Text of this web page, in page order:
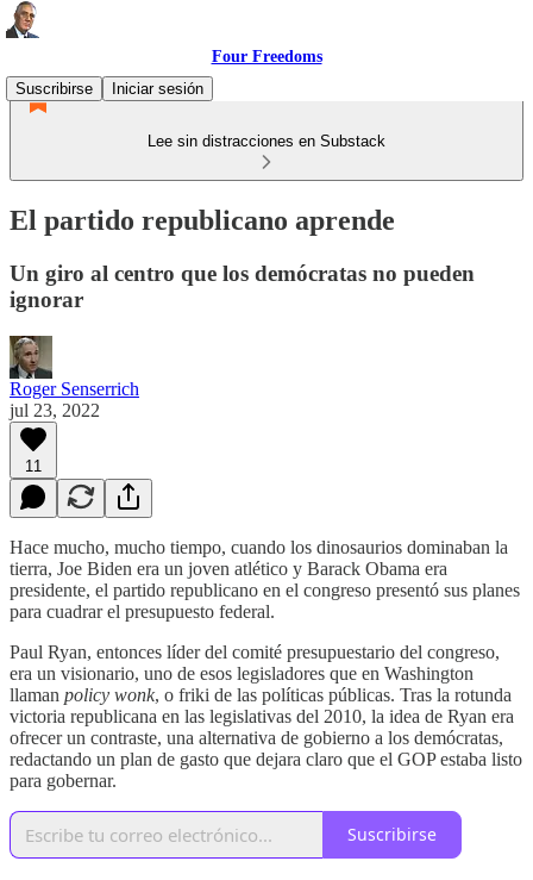
Four Freedoms
Suscribirse
Iniciar sesión
Lee sin distracciones en Substack
El partido republicano aprende
Un giro al centro que los demócratas no pueden
ignorar
Roger Senserrich
jul 23, 2022
11
Hace mucho, mucho tiempo, cuando los dinosaurios dominaban la
tierra, Joe Biden era un joven atlético y Barack Obama era
presidente, el partido republicano en el congreso presentó sus planes
para cuadrar el presupuesto federal.
Paul Ryan, entonces líder del comité presupuestario del congreso,
era un visionario, uno de esos legisladores que en Washington
llaman policy wonk, o friki de las políticas públicas. Tras la rotunda
victoria republicana en las legislativas del 2010, la idea de Ryan era
ofrecer un contraste, una alternativa de gobierno a los demócratas,
redactando un plan de gasto que dejara claro que el GOP estaba listo
para gobernar.
Suscribirse